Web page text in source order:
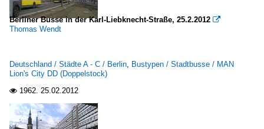
Berliner Busse in der Karl-Liebknecht-Straße, 25.2.2012 
Thomas Wendt
Deutschland / Städte A - C / Berlin, Bustypen / Stadtbusse / MAN
Lion's City DD (Doppelstock)
 1962. 25.02.2012